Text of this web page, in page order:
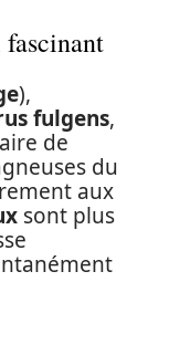
),
fulgens,
de
du
aux
sont plus